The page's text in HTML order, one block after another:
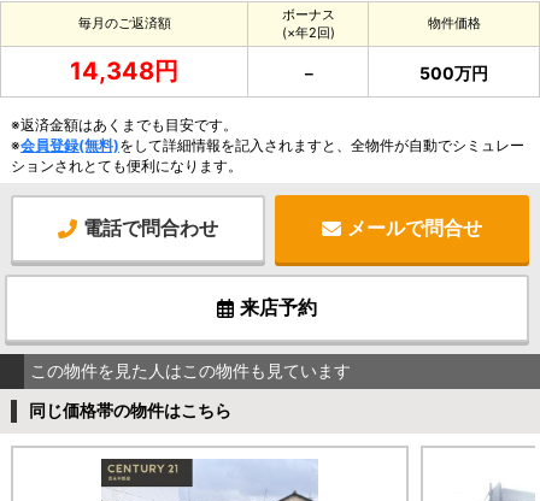
毎月のご返済額
ボーナス
(×年2回)
物件価格
14,348円 － 500万円
※返済金額はあくまでも目安です。
※会員登録(無料)をして詳細情報を記入されますと、全物件が自動でシミュレー
ションされとても便利になります。
電話で問合わせ メールで問合せ
来店予約
この物件を見た人はこの物件も見ています
同じ価格帯の物件はこちら